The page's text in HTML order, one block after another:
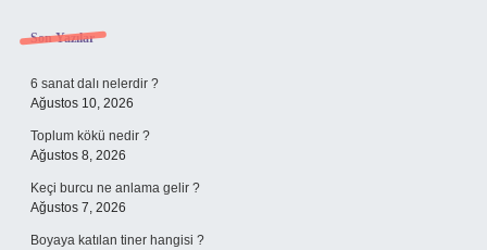
Sidebar
Son Yazılar
6 sanat dalı nelerdir ?
Ağustos 10, 2026
Toplum kökü nedir ?
Ağustos 8, 2026
Keçi burcu ne anlama gelir ?
Ağustos 7, 2026
Boyaya katılan tiner hangisi ?